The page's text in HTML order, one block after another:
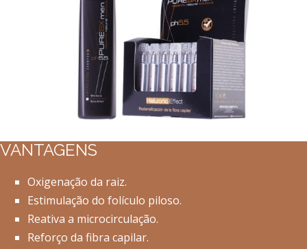
VANTAGENS
Oxigenação da raiz.
Estimulação do folículo piloso.
Reativa a microcirculação.
Reforço da fibra capilar.